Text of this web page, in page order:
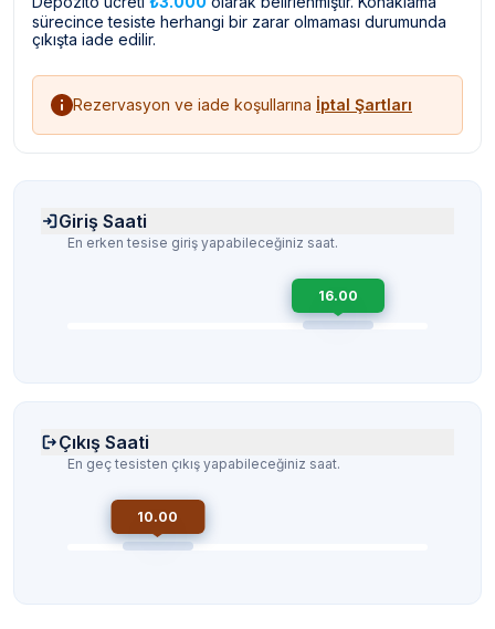
sürecince tesiste herhangi bir zarar olmaması durumunda
çıkışta iade edilir.
Rezervasyon ve iade koşullarına İptal Şartları
Giriş Saati
En erken tesise giriş yapabileceğiniz saat.
16.00
Çıkış Saati
En geç tesisten çıkış yapabileceğiniz saat.
10.00